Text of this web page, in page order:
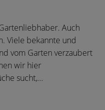
Auch
Viele bekannte und
vom Garten verzaubert
wir hier
sucht,...